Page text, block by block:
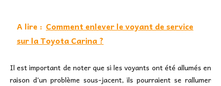
A lire : Comment enlever le voyant de service
sur la Toyota Carina ?
Il est important de noter que si les voyants ont été allumés en
raison d’un problème sous-jacent, ils pourraient se rallumer